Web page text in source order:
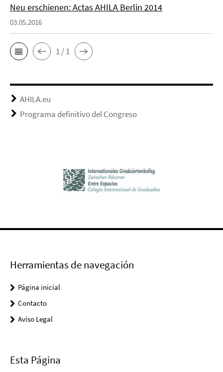
Neu erschienen: Actas AHILA Berlin 2014
03.05.2016
1 / 1
AHILA.eu
Programa definitivo del Congreso
Herramientas de navegación
Página inicial
Contacto
Aviso Legal
Esta Página